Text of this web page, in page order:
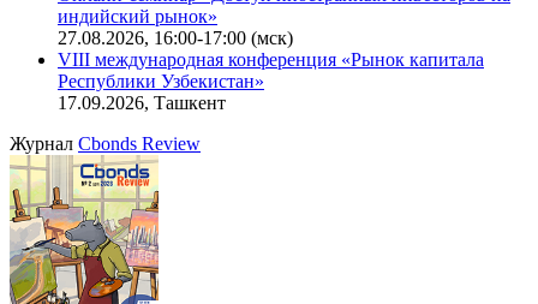
Онлайн-семинар «Новый стандарт инвестиций в
офисную недвижимость»
11.08.2026, 16:30-18:00 (мск)
Онлайн-семинар «Доступ иностранных инвесторов на
индийский рынок»
VIII международная конференция «Рынок капитала
Республики Узбекистан»
17.09.2026, Ташкент
ЖурналCbonds Review